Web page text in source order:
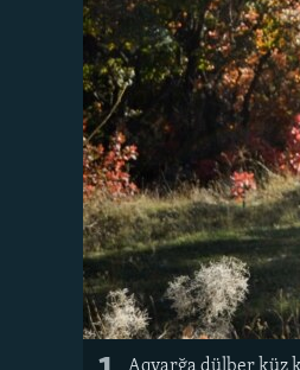
Aqyarğa dülber küz